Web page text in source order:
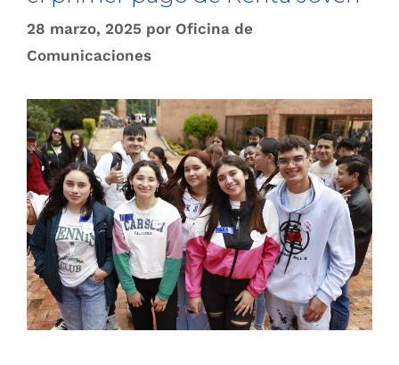
28 marzo, 2025 por Oficina de
Comunicaciones